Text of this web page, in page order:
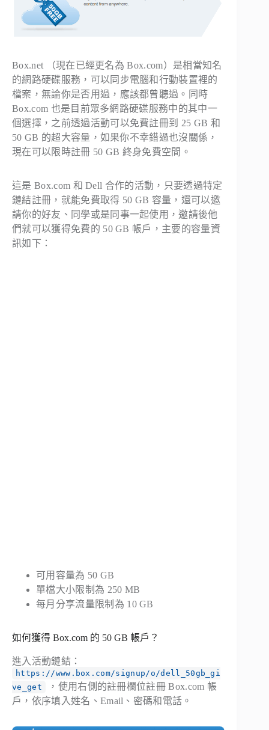
Box.net （現在已經更名為 Box.com）是相當知名
的網路硬碟服務，可以同步電腦和行動裝置裡的
檔案，無論你是否用過，應該都曾聽過。同時
Box.com 也是目前眾多網路硬碟服務中的其中一
個選擇，之前透過活動可以免費註冊到 25 GB 和
50 GB 的超大容量，如果你不幸錯過也沒關係，
現在可以限時註冊 50 GB 終身免費空間。
這是 Box.com 和 Dell 合作的活動，只要透過特定
鏈結註冊，就能免費取得 50 GB 容量，還可以邀
請你的好友、同學或是同事一起使用，邀請後他
們就可以獲得免費的 50 GB 帳戶，主要的容量資
訊如下：
可用容量為 50 GB
單檔大小限制為 250 MB
每月分享流量限制為 10 GB
如何獲得 Box.com 的 50 GB 帳戶？
進入活動鏈結：
https://www.box.com/signup/o/dell_50gb_gi
ve_get
，使用右側的註冊欄位註冊 Box.com 帳
戶，依序填入姓名、Email、密碼和電話。